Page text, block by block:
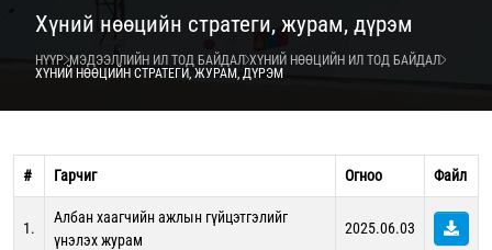
Хүний нөөцийн стратеги, журам, дүрэм
НҮҮР МЭДЭЭЛЛИЙН ИЛ ТОД БАЙДАЛ ХҮНИЙ НӨӨЦИЙН ИЛ ТОД БАЙДАЛ
ХҮНИЙ НӨӨЦИЙН СТРАТЕГИ, ЖУРАМ, ДҮРЭМ
# Гарчиг Огноо Файл
1.
Албан хаагчийн ажлын гүйцэтгэлийг
үнэлэх журам
2025.06.03